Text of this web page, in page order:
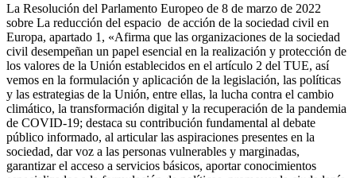
La Resolución del Parlamento Europeo de 8 de marzo de 2022
sobre La reducción del espacio de acción de la sociedad civil en
Europa, apartado 1, «Afirma que las organizaciones de la sociedad
civil desempeñan un papel esencial en la realización y protección de
los valores de la Unión establecidos en el artículo 2 del TUE, así
vemos en la formulación y aplicación de la legislación, las políticas
y las estrategias de la Unión, entre ellas, la lucha contra el cambio
climático, la transformación digital y la recuperación de la pandemia
de COVID-19; destaca su contribución fundamental al debate
público informado, al articular las aspiraciones presentes en la
sociedad, dar voz a las personas vulnerables y marginadas,
garantizar el acceso a servicios básicos, aportar conocimientos